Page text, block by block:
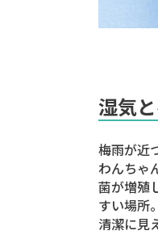
湿気
梅雨が近
わんちゃ
菌が増殖
すい場所。
清潔に見